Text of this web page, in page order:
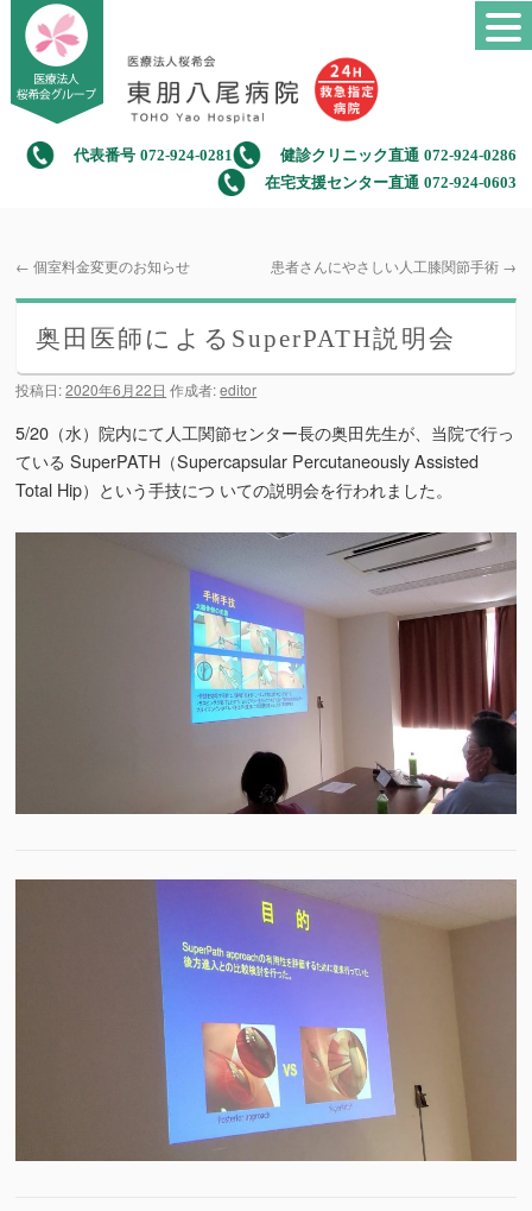
代表番号 072-924-0281 健診クリニック直通 072-924-0286
在宅支援センター直通 072-924-0603
← 個室料金変更のお知らせ 患者さんにやさしい人工膝関節手術 →
奥田医師によるSuperPATH説明会
投稿日:2020年6月22日 作成者:editor
5/20（水）院内にて人工関節センター長の奥田先生が、当院で行っ
ている SuperPATH（Supercapsular Percutaneously Assisted
Total Hip）という手技につ いての説明会を行われました。